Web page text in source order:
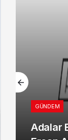
GÜNDEM
Adalar